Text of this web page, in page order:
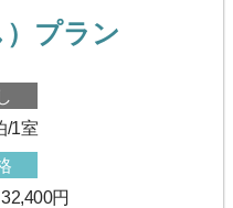
プラン
/1室
円